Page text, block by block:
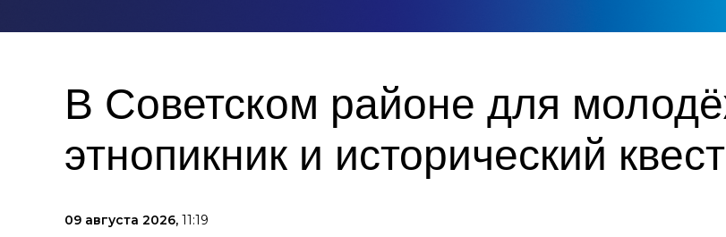
В Советском районе для
этнопикник и исторический квест
09 августа 2026, 11:19